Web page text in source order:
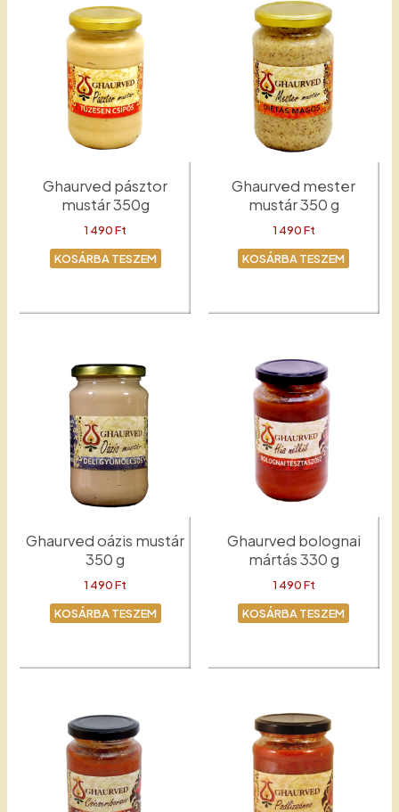
Ghaurved pásztor
mustár 350g
1 490Ft
KOSÁRBA TESZEM
Ghaurved mester
mustár 350 g
1 490Ft
KOSÁRBA TESZEM
Ghaurved oázis mustár
350 g
1 490Ft
KOSÁRBA TESZEM
Ghaurved bolognai
mártás 330 g
1 490Ft
KOSÁRBA TESZEM